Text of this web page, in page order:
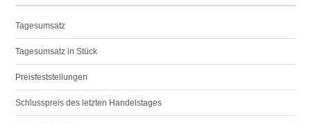
Tagesumsatz
Tagesumsatz in Stück
Preisfeststellungen
Schlusspreis des letzten Handelstages